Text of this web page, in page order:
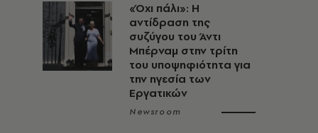
«Όχι πάλι»: Η
αντίδραση της
συζύγου του Άντι
Μπέρναμ στην τρίτη
του υποψηφιότητα για
την ηγεσία των
Εργατικών
Newsroom